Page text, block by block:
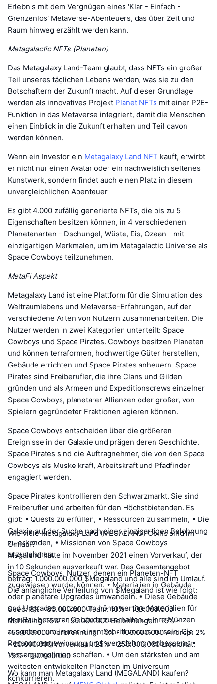
Erlebnis mit dem Vergnügen eines 'Klar - Einfach -
Grenzenlos' Metaverse-Abenteuers, das über Zeit und
Raum hinweg erzählt werden kann.
Metagalactic NFTs (Planeten)
Das Metagalaxy Land-Team glaubt, dass NFTs ein großer
Teil unseres täglichen Lebens werden, was sie zu den
Botschaftern der Zukunft macht. Auf dieser Grundlage
werden als innovatives Projekt Planet NFTs mit einer P2E-
Funktion in das Metaverse integriert, damit die Menschen
einen Einblick in die Zukunft erhalten und Teil davon
werden können.
Wenn ein Investor ein Metagalaxy Land NFT kauft, erwirbt
er nicht nur einen Avatar oder ein nachweislich seltenes
Kunstwerk, sondern findet auch einen Platz in diesem
unvergleichlichen Abenteuer.
Es gibt 4.000 zufällig generierte NFTs, die bis zu 5
Eigenschaften besitzen können, in 4 verschiedenen
Planetenarten - Dschungel, Wüste, Eis, Ozean - mit
einzigartigen Merkmalen, um im Metagalactic Universe als
Space Cowboys teilzunehmen.
MetaFi Aspekt
Metagalaxy Land ist eine Plattform für die Simulation des
Weltraumlebens und Metaverse-Erfahrungen, auf der
verschiedene Arten von Nutzern zusammenarbeiten. Die
Nutzer werden in zwei Kategorien unterteilt: Space
Cowboys und Space Pirates. Cowboys besitzen Planeten
und können terraformen, hochwertige Güter herstellen,
Gebäude errichten und Space Pirates anheuern. Space
Pirates sind Freiberufler, die ihre Clans und Gilden
gründen und als Armeen und Expeditionscrews einzelner
Space Cowboys, planetarer Allianzen oder großer, von
Spielern gegründeter Fraktionen agieren können.
Space Cowboys entscheiden über die größeren
Ereignisse in der Galaxie und prägen deren Geschichte.
Space Pirates sind die Auftragnehmer, die von den Space
Cowboys als Muskelkraft, Arbeitskraft und Pfadfinder
engagiert werden.
Space Pirates kontrollieren den Schwarzmarkt. Sie sind
Freiberufler und arbeiten für den Höchstbietenden. Es
gibt: • Quests zu erfüllen, • Ressourcen zu sammeln, • Die
Galaxie auf der Suche nach einer einzigartigen Belohnung
zu erkunden, • Missionen von Space Cowboys
anzunehmen.
Space Cowboys, Nutzer, denen ein Planeten-NFT
zugewiesen wurde, können: • Materialien in Gebäude
oder planetare Upgrades umwandeln. • Diese Gebäude
und Upgrades nutzen, um höherwertige Materialien für
den Bau besserer Gebäude zu erhalten. • Ihre Münzen
ausgeben, um immer einen Schritt voraus zu sein. Die
Ressourcengewinnung und -veredelung verbessern. •
Versorgungslinien schaffen. • Um den stärksten und am
weitesten entwickelten Planeten im Universum
konkurrieren.
Wie viele Metagalaxy Land (MEGALAND) Coins sind im
Umlauf?
Megaland hatte im November 2021 einen Vorverkauf, der
in 10 Sekunden ausverkauft war. Das Gesamtangebot
beträgt 1.000.000.000 $Megaland und alle sind im Umlauf.
Die anfängliche Verteilung von $Megaland ist wie folgt:
Seed: 8% - 80.000.000 Team: 10% - 100.000.000
Marketing: 15% - 150.000.000 Belohnungen: 15% -
150.000.000 Verbrennung: 10% - 100.000.000 Airdrop: 2%
- 20.000.000 Vorverkauf: 25% - 250.000.000 Liquidität:
15% - 150.000.000
Wo kann man Metagalaxy Land (MEGALAND) kaufen?